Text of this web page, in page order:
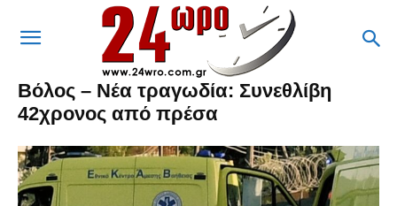
Βόλος – Νέα τραγωδία: Συνεθλίβη
42χρονος από πρέσα